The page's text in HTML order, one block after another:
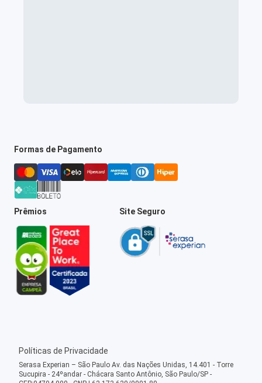
Formas de Pagamento
Prêmios Site Seguro
Políticas de Privacidade
Serasa Experian – São Paulo Av. das Nações Unidas, 14.401 - Torre
Sucupira - 24ºandar - Chácara Santo Antônio, São Paulo/SP -